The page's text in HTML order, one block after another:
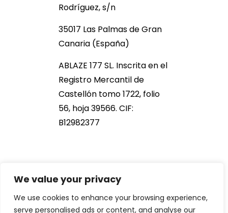
We value your privacy
We use cookies to enhance your browsing experience,
serve personalised ads or content, and analyse our
Rodríguez, s/n
35017 Las Palmas de Gran
Canaria (España)
ABLAZE 177 SL. Inscrita en el
Registro Mercantil de
Castellón tomo 1722, folio
56, hoja 39566. CIF:
B12982377